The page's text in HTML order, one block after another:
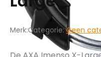
Merk:Categorie:Geen